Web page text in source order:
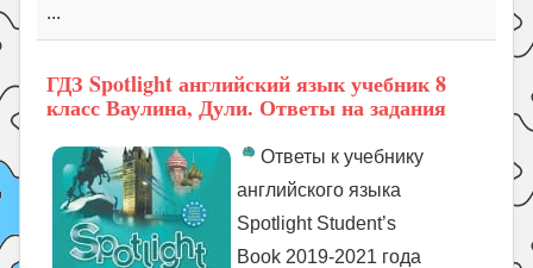
...
ГДЗ Spotlight английский язык учебник 8
класс Ваулина, Дули. Ответы на задания
Ответы к учебнику
английского языка
Spotlight Student’s
Book 2019-2021 года